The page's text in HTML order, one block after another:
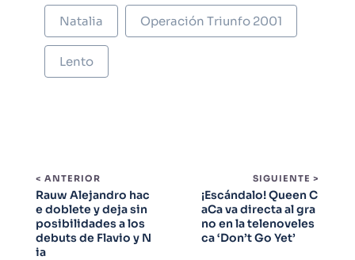
Natalia Operación Triunfo 2001
Lento
< ANTERIOR
Rauw Alejandro hac
e doblete y deja sin
posibilidades a los
debuts de Flavio y N
ia
SIGUIENTE >
¡Escándalo! Queen C
aCa va directa al gra
no en la telenoveles
ca ‘Don’t Go Yet’